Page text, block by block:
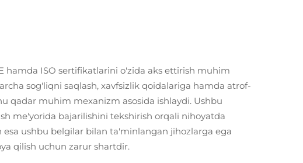
hamda ISO sertifikatlarini o'zida aks ettirish muhim
sog'liqni saqlash, xavfsizlik qoidalariga hamda atrof-
qadar muhim mexanizm asosida ishlaydi. Ushbu
me'yorida bajarilishini tekshirish orqali nihoyatda
ushbu belgilar bilan ta'minlangan jihozlarga ega
qilish uchun zarur shartdir.